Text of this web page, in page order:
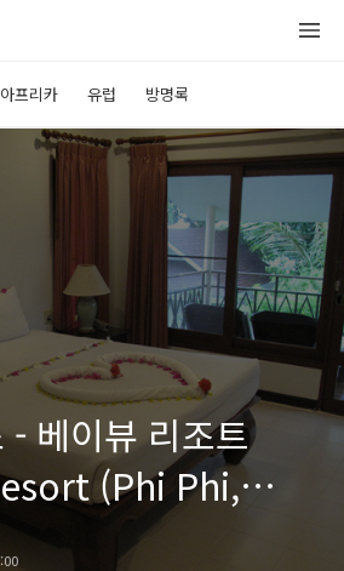
아프리카 유럽 방명록
- 베이뷰 리조트
(Phi Phi,